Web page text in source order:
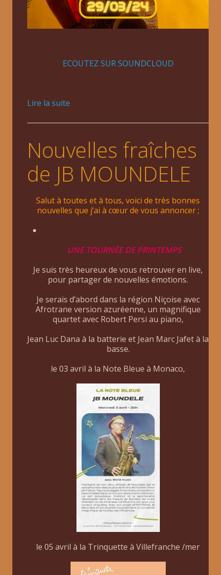
ECOUTEZ SUR SOUNDCLOUD
Lire la suite
Nouvelles fraîches
de JB MOUNDELE
Salut à toutes et à tous, voici de très bonnes
nouvelles que j’ai à cœur de vous annoncer ;
UNE TOURNÉE DE PRINTEMPS
Je suis très heureux de vous retrouver en live,
pour partager de nouvelles émotions.
Je serais d’abord dans la région Niçoise avec
Afrotrane version azuréenne, un magnifique
quartet avec Robert Persi au piano,
Jean Luc Dana à la batterie et Jean Marc Jafet à la
basse.
le 03 avril à la Note Bleue à Monaco,
le 05 avril à la Trinquette à Villefranche /mer